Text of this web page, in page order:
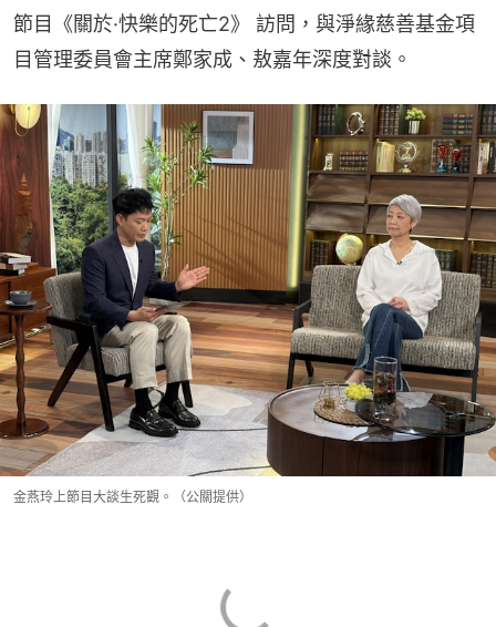
節目《關於·快樂的死亡2》 訪問，與淨緣慈善基金項
目管理委員會主席鄭家成、敖嘉年深度對談。
金燕玲上節目大談生死觀。（公關提供）